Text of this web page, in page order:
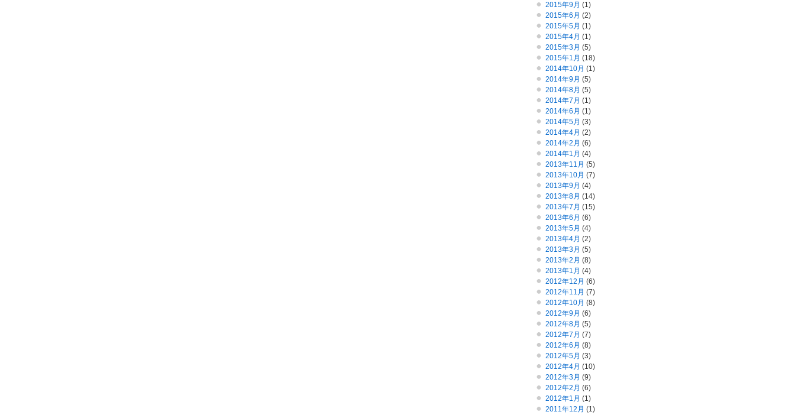
2015年9月 (1)
2015年6月 (2)
2015年5月 (1)
2015年4月 (1)
2015年3月 (5)
2015年1月 (18)
2014年10月 (1)
2014年9月 (5)
2014年8月 (5)
2014年7月 (1)
2014年6月 (1)
2014年5月 (3)
2014年4月 (2)
2014年2月 (6)
2014年1月 (4)
2013年11月 (5)
2013年10月 (7)
2013年9月 (4)
2013年8月 (14)
2013年7月 (15)
2013年6月 (6)
2013年5月 (4)
2013年4月 (2)
2013年3月 (5)
2013年2月 (8)
2013年1月 (4)
2012年12月 (6)
2012年11月 (7)
2012年10月 (8)
2012年9月 (6)
2012年8月 (5)
2012年7月 (7)
2012年6月 (8)
2012年5月 (3)
2012年4月 (10)
2012年3月 (9)
2012年2月 (6)
2012年1月 (1)
2011年12月 (1)